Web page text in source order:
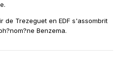
de Trezeguet en EDF s'assombrit
Benzema.